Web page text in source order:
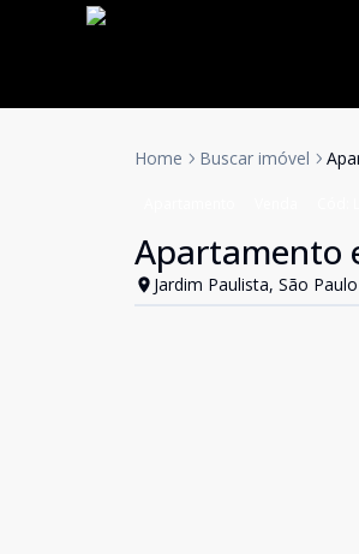
Home Buscar imóvel
Apartamento
Jardim Paulista, São